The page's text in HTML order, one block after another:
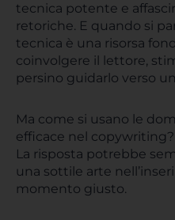
tecnica potente e
retoriche. E quando si
tecnica è una risorsa
coinvolgere il lettore,
persino guidarlo verso
Ma come si usano le
efficace nel copywriting?
La risposta potrebbe
una sottile arte
momento giusto.